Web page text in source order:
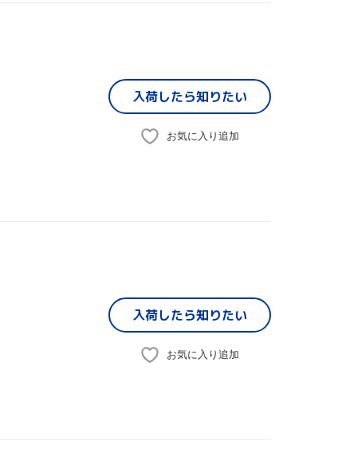
入荷したら知りたい
お気に入り追加
入荷したら知りたい
お気に入り追加